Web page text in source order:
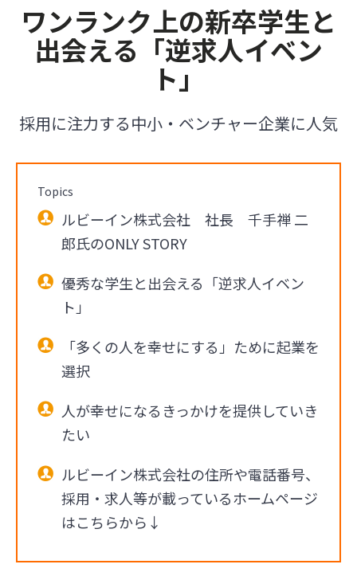
ワンランク上の新卒学生と
出会える「逆求人イベン
ト」
採用に注力する中小・ベンチャー企業に人気
Topics
ルビーイン株式会社 社長 千手禅 二
郎氏のONLY STORY
優秀な学生と出会える「逆求人イベン
ト」
「多くの人を幸せにする」ために起業を
選択
人が幸せになるきっかけを提供していき
たい
ルビーイン株式会社の住所や電話番号、
採用・求人等が載っているホームページ
はこちらから↓